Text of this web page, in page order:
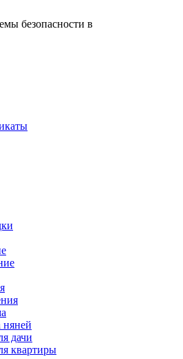
безопасности в
няней
дачи
квартиры